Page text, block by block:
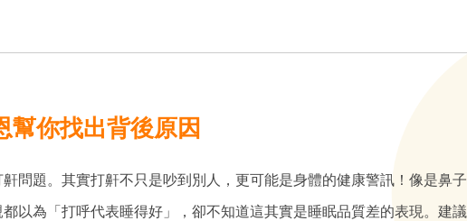
幫你找出背後原因
問題。其實打鼾不只是吵到別人，更可能是身體的健康警訊！像是鼻
以為「打呼代表睡得好」，卻不知道這其實是睡眠品質差的表現。建